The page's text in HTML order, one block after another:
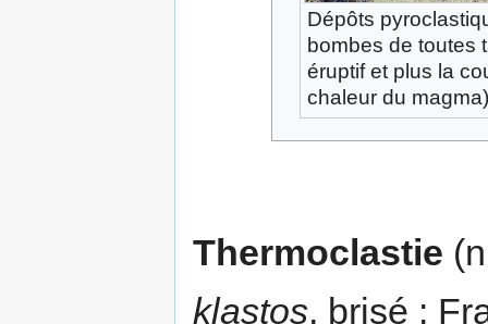
Dépôts
bombes de toutes
éruptif et plus la
chaleur du
Thermoclastie
klastos, brisé :